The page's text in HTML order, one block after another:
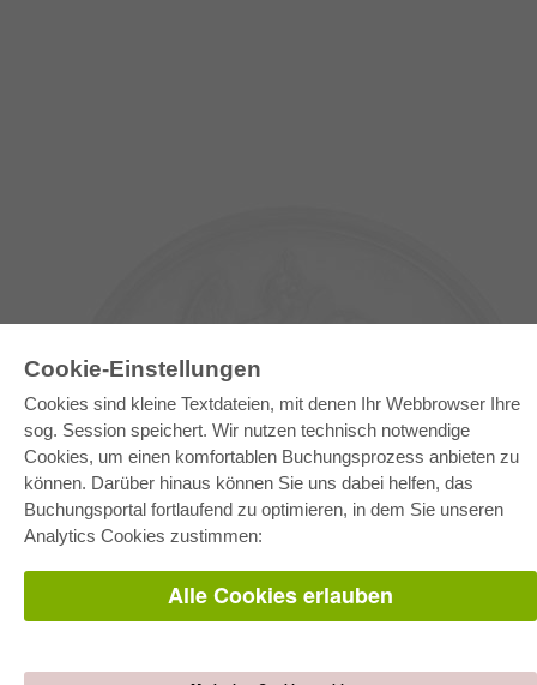
Cookie-Einstellungen
Cookies sind kleine Textdateien, mit denen Ihr Webbrowser Ihre
sog. Session speichert. Wir nutzen technisch notwendige
Cookies, um einen komfortablen Buchungsprozess anbieten zu
können. Darüber hinaus können Sie uns dabei helfen, das
Buchungsportal fortlaufend zu optimieren, in dem Sie unseren
Analytics Cookies zustimmen:
Alle Cookies erlauben
E-COLLECTION
Gesamtpaket
Fachbereichspakete
Bereitstellung von E-Books
Häufig gestellte Fragen (FAQ)
Alle Autoren